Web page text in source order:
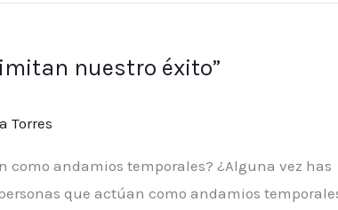
nuestro éxito”
Torres
como andamios temporales? ¿Alguna vez has
que actúan como andamios